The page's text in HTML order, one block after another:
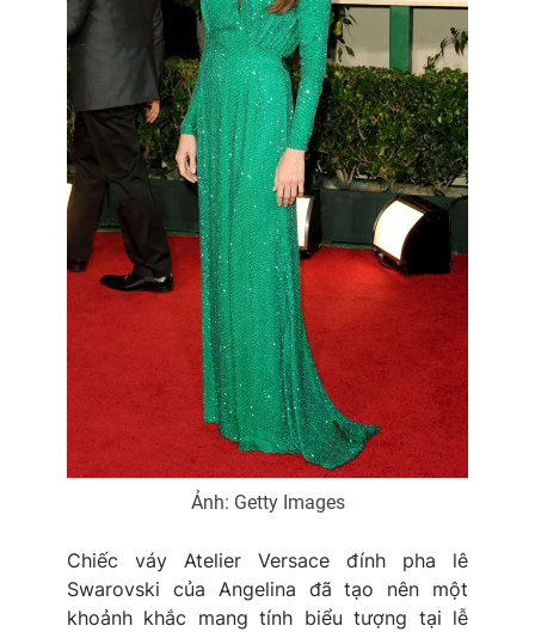
Ảnh: Getty Images
Chiếc váy Atelier Versace đính pha lê
Swarovski của Angelina đã tạo nên một
khoảnh khắc mang tính biểu tượng tại lễ